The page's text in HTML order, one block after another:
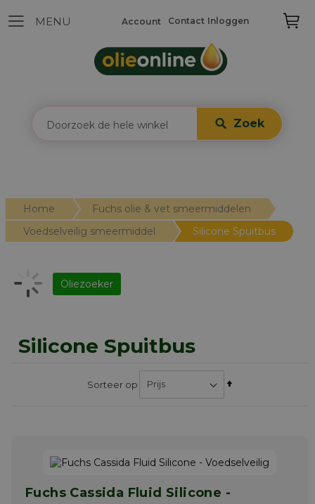
Zoek
Contact Inloggen
Account
Home
Fuchs olie & vet smeermiddelen
Voedselveilig smeermiddel
Silicone Spuitbus
Silicone Spuitbus
Sorteer op
Van
Fuchs Cassida Fluid Silicone -
Oliezoeker